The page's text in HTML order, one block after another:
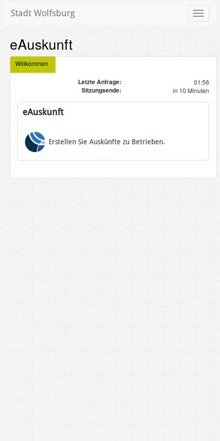
Toggle
Stadt Wolfsburg
eAuskunft
Willkommen
Letzte Anfrage: 01:56
Sitzungsende: in 10 Minuten
eAuskunft
Erstellen Sie Auskünfte zu Betrieben.